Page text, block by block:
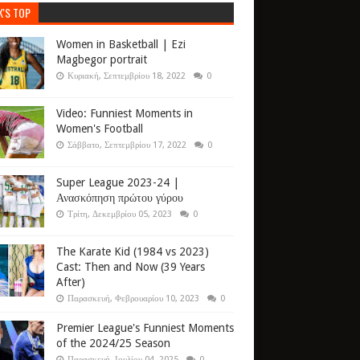
TOP
Women in Basketball | Ezi
Magbegor portrait
Κυριακή, Σεπτεμβρίου 18, 2022 0
Video: Funniest Moments in
Women's Football
Σάββατο, Σεπτεμβρίου 17, 2022 0
Super League 2023-24 |
Ανασκόπηση πρώτου γύρου
Τρίτη, Δεκεμβρίου 05, 2023 0
The Karate Kid (1984 vs 2023)
Cast: Then and Now (39 Years
After)
Παρασκευή, Φεβρουαρίου 10, 2023 0
Premier League's Funniest Moments
of the 2024/25 Season